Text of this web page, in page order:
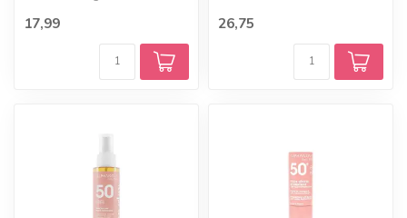
Handig vo...
17,99 26,75